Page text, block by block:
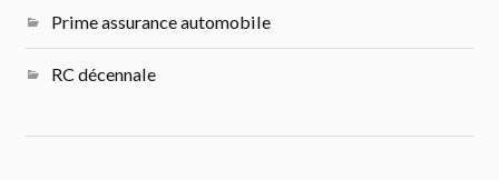
Prime assurance automobile
RC décennale